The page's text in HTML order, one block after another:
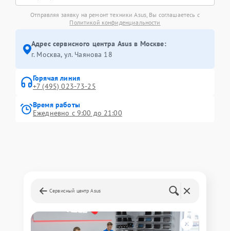
Отправляя заявку на ремонт техники Asus, Вы соглашаетесь с
Политикой конфиденциальности
Адрес сервисного центра Asus в Москве:
г. Москва, ул. Чаянова 18
Горячая линия
+7 (495) 023-73-25
Время работы
Ежедневно с 9:00 до 21:00
Сервисный центр Asus